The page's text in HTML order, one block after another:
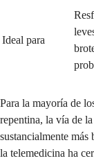
Ideal para
Para la mayoría de
repentina, la vía de
sustancialmente más
la telemedicina ha